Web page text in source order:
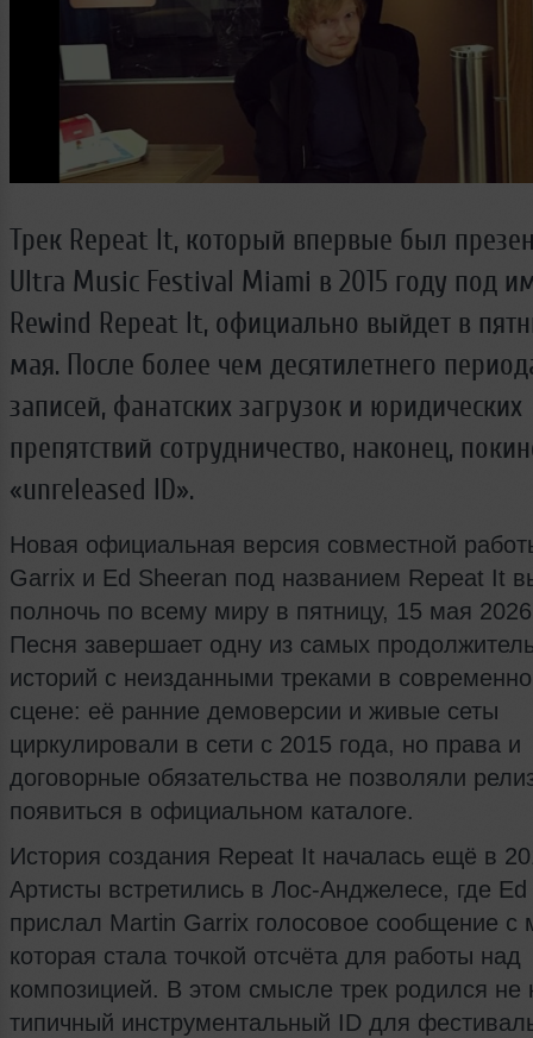
Трек Repeat It, который впервые был
Ultra Music Festival Miami в 2015 году под
Rewind Repeat It, официально выйдет в
мая. После более чем десятилетнего
записей, фанатских загрузок и юридических
препятствий сотрудничество, наконец,
«unreleased ID».
Новая официальная версия совместной
Garrix и Ed Sheeran под названием Repeat It
полночь по всему миру в пятницу, 15 мая
Песня завершает одну из самых
историй с неизданными треками в
сцене: её ранние демоверсии и живые сеты
циркулировали в сети с 2015 года, но права и
договорные обязательства не позволяли
появиться в официальном каталоге.
История создания Repeat It началась ещё в
Артисты встретились в Лос-Анджелесе, где
прислал Martin Garrix голосовое сообщение с
которая стала точкой отсчёта для работы над
композицией. В этом смысле трек родился не
типичный инструментальный ID для